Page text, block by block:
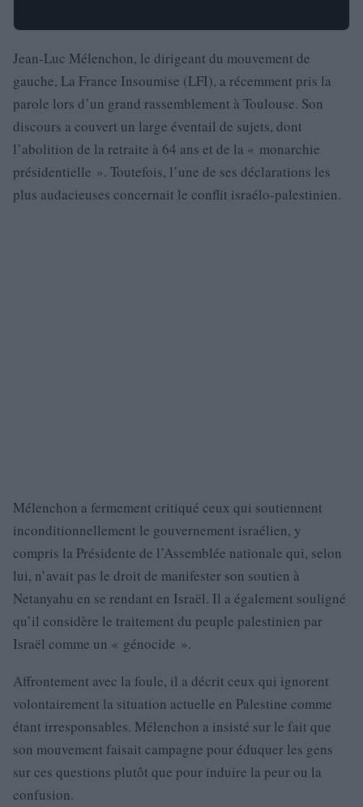
Jean-Luc Mélenchon, le dirigeant du mouvement de
gauche, La France Insoumise (LFI), a récemment pris la
parole lors d’un grand rassemblement à Toulouse. Son
discours a couvert un large éventail de sujets, dont
l’abolition de la retraite à 64 ans et de la « monarchie
présidentielle ». Toutefois, l’une de ses déclarations les
plus audacieuses concernait le conflit israélo-palestinien.
Mélenchon a fermement critiqué ceux qui soutiennent
inconditionnellement le gouvernement israélien, y
compris la Présidente de l’Assemblée nationale qui, selon
lui, n’avait pas le droit de manifester son soutien à
Netanyahu en se rendant en Israël. Il a également souligné
qu’il considère le traitement du peuple palestinien par
Israël comme un « génocide ».
Affrontement avec la foule, il a décrit ceux qui ignorent
volontairement la situation actuelle en Palestine comme
étant irresponsables. Mélenchon a insisté sur le fait que
son mouvement faisait campagne pour éduquer les gens
sur ces questions plutôt que pour induire la peur ou la
confusion.